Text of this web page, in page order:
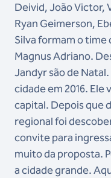
Deivid, João Victor,
Ryan Geimerson,
Silva formam o
Magnus Adriano.
Jandyr são de
cidade em 2016. Ele
capital. Depois que
regional foi
convite para
muito da proposta.
a cidade grande.